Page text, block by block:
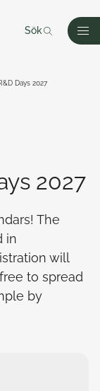
Sök
Days 2027
2027
The
in
will
to spread
by